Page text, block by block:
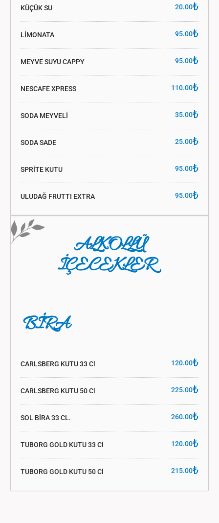
KÜÇÜK SU 20.00₺
LİMONATA 95.00₺
MEYVE SUYU CAPPY 95.00₺
NESCAFE XPRESS 110.00₺
SODA MEYVELİ 35.00₺
SODA SADE 25.00₺
SPRİTE KUTU 95.00₺
ULUDAĞ FRUTTI EXTRA 95.00₺
ALKOLLÜ
İÇECEKLER
BİRA
CARLSBERG KUTU 33 Cl 120.00₺
CARLSBERG KUTU 50 Cl 225.00₺
SOL BİRA 33 CL. 260.00₺
TUBORG GOLD KUTU 33 Cl 120.00₺
TUBORG GOLD KUTU 50 Cl 215.00₺